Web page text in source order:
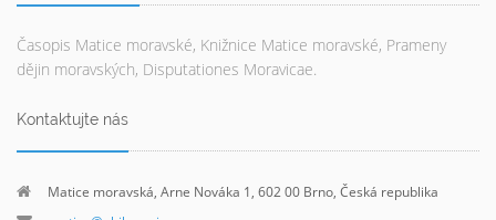
Časopis Matice moravské, Knižnice Matice moravské, Prameny
dějin moravských, Disputationes Moravicae.
Kontaktujte nás
Matice moravská, Arne Nováka 1, 602 00 Brno, Česká republika